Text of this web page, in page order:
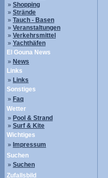
» Shopping
» Strände
» Tauch - Basen
» Veranstaltungen
» Verkehrsmittel
» Yachthäfen
El Gouna News
» News
Links
» Links
Sonstiges
» Faq
Wetter
» Pool & Strand
» Surf & Kite
Wichtiges
» Impressum
Suchen
» Suchen
Zufallsbild